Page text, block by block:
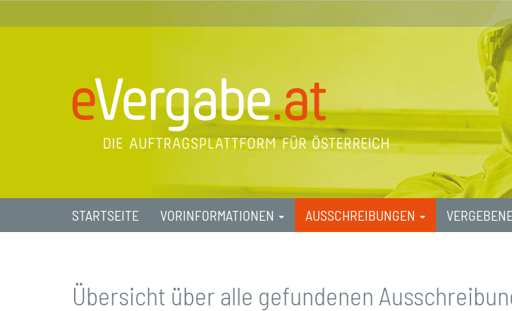
STARTSEITE VORINFORMATIONEN AUSSCHREIBUNGEN
Übersicht über alle gefundenen